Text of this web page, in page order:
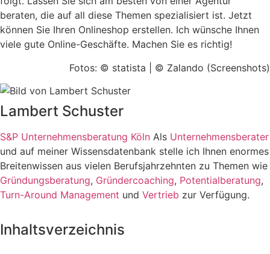
beraten, die auf all diese Themen spezialisiert ist. Jetzt
können Sie Ihren Onlineshop erstellen. Ich wünsche Ihnen
viele gute Online-Geschäfte. Machen Sie es richtig!
Fotos: © statista | © Zalando (Screenshots)
Lambert Schuster
S&P Unternehmensberatung Köln Als Unternehmensberater
und auf meiner Wissensdatenbank stelle ich Ihnen enormes
Breitenwissen aus vielen Berufsjahrzehnten zu Themen wie
Gründungsberatung, Gründercoaching, Potentialberatung,
Turn-Around Management und Vertrieb zur Verfügung.
Inhaltsverzeichnis